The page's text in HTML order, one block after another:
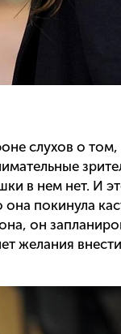
слухов о
в нем нет. И
покинула
он
желания